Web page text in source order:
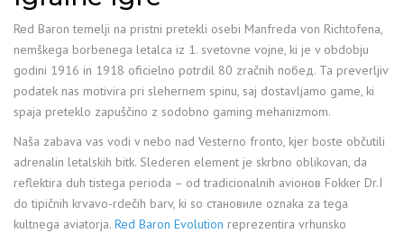
Red Baron temelji na pristni pretekli osebi Manfreda von Richtofena,
nemškega borbenega letalca iz 1. svetovne vojne, ki je v obdobju
godini 1916 in 1918 oficielno potrdil 80 zračnih побед. Ta preverljiv
podatek nas motivira pri slehernem spinu, saj dostavljamo game, ki
spaja preteklo zapuščino z sodobno gaming mehanizmom.
Naša zabava vas vodi v nebo nad Vesterno fronto, kjer boste občutili
adrenalin letalskih bitk. Slederen element je skrbno oblikovan, da
reflektira duh tistega perioda – od tradicionalnih aviонов Fokker Dr.I
do tipičnih krvavo-rdečih barv, ki so становиле oznaka za tega
kultnega aviatorja. Red Baron Evolution reprezentira vrhunsko